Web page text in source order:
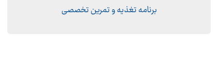
برنامه تغذیه و تمرین تخصصی